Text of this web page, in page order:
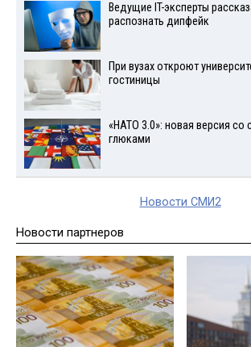
Ведущие IT-эксперты
распознать дипфейк
При вузах откроют
гостиницы
«НАТО 3.0»: новая версия со
глюками
Новости СМИ2
Новости партнеров